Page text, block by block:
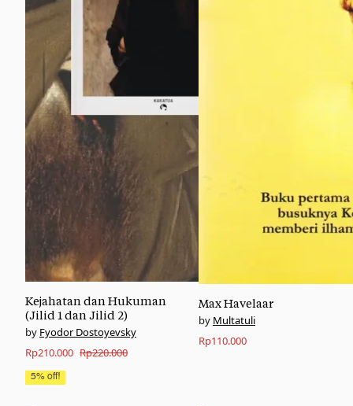
Kejahatan dan Hukuman
(Jilid 1 dan Jilid 2)
Fyodor Dostoyevsky
Rp220.000
Original
price
Rp210.000
Current
price
5% off!
Max Havelaar
Multatuli
Rp110.000